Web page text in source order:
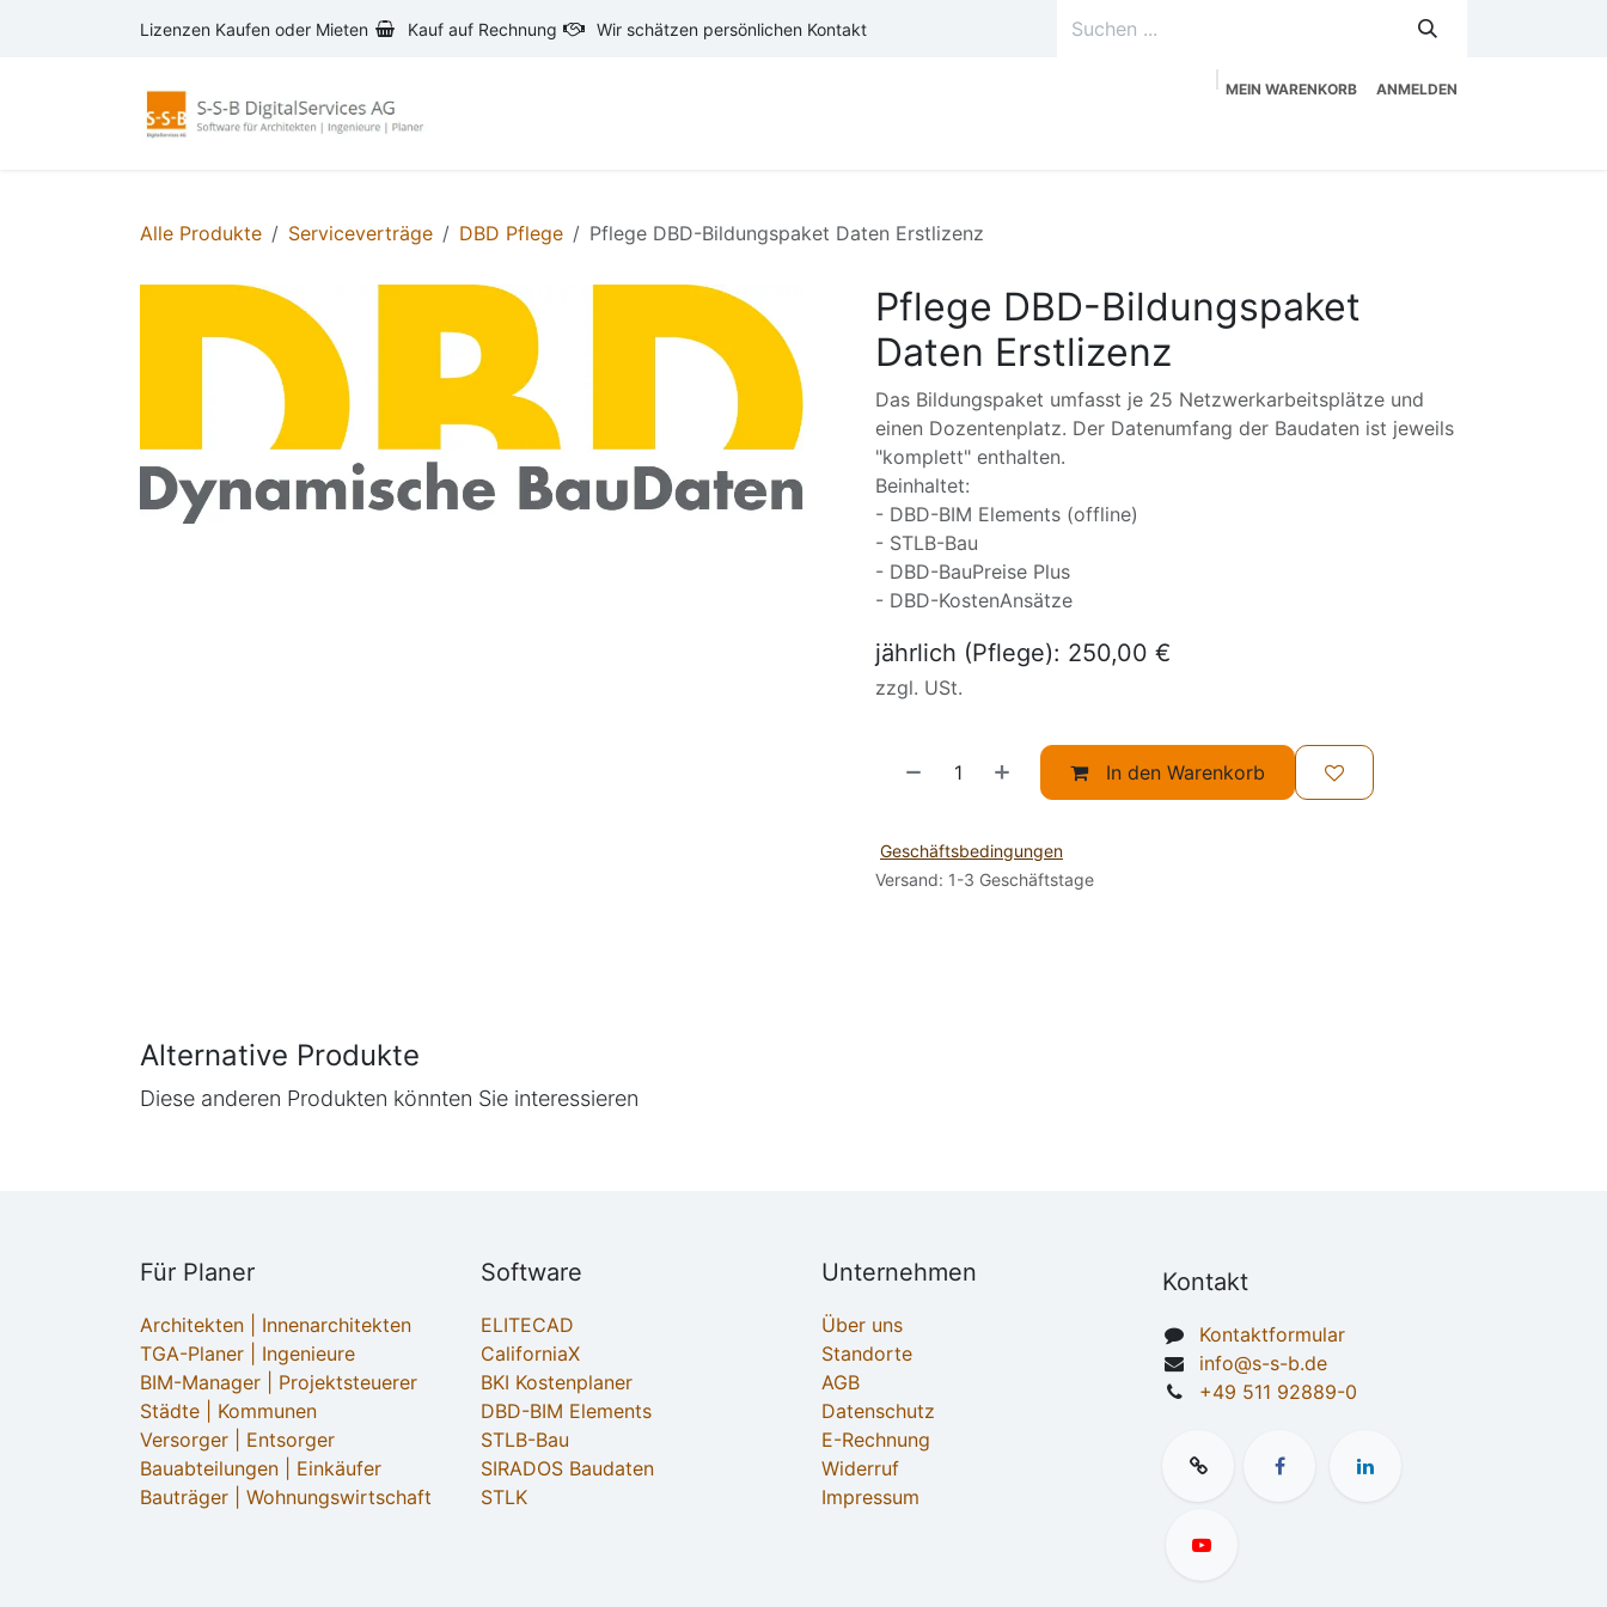
Lizenzen Kaufen oder Mieten Kauf auf Rechnung Wir schätzen persönlichen Kontakt
MEIN WARENKORB ANMELDEN
Alle Produkte Serviceverträge DBD Pflege Pflege DBD-Bildungspaket Daten Erstlizenz
Pflege DBD-Bildungspaket
Daten Erstlizenz
Das Bildungspaket umfasst je 25 Netzwerkarbeitsplätze und
einen Dozentenplatz. Der Datenumfang der Baudaten ist jeweils
"komplett" enthalten.
Beinhaltet:
- DBD-BIM Elements (offline)
- STLB-Bau
- DBD-BauPreise Plus
- DBD-KostenAnsätze
jährlich (Pflege): 250,00 €
zzgl. USt.
In den Warenkorb
Geschäftsbedingungen
Versand: 1-3 Geschäftstage
Alternative Produkte
Diese anderen Produkten könnten Sie interessieren
Für Planer
Architekten | Innenarchitekten
TGA-Planer | Ingenieure
BIM-Manager | Projektsteuerer
Städte | Kommunen
Versorger | Entsorger
Bauabteilungen | Einkäufer
Bauträger | Wohnungswirtschaft
Software
ELITECAD
CaliforniaX
BKI Kostenplaner
DBD-BIM Elements
STLB-Bau
SIRADOS Baudaten
STLK
Unternehmen
Über uns
Standorte
AGB
Datenschutz
E-Rechnung
Widerruf
Impressum
Kontakt
Kontaktformular
info@s-s-b.de
+49 511 92889-0